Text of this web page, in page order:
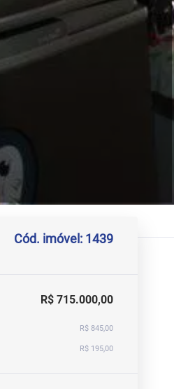
Cód. imóvel: 1439
R$ 715.000,00
R$ 845,00
R$ 195,00